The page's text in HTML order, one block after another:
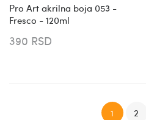
Pro Art akrilna boja 053 -
Fresco - 120ml
390 RSD
1 2